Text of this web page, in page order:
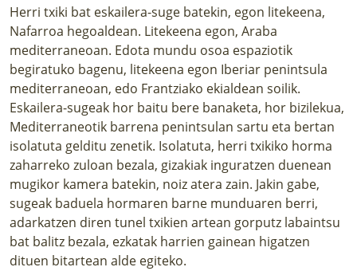
Herri txiki bat eskailera-suge batekin, egon litekeena,
Nafarroa hegoaldean. Litekeena egon, Araba
mediterraneoan. Edota mundu osoa espaziotik
begiratuko bagenu, litekeena egon Iberiar penintsula
mediterraneoan, edo Frantziako ekialdean soilik.
Eskailera-sugeak hor baitu bere banaketa, hor bizilekua,
Mediterraneotik barrena penintsulan sartu eta bertan
isolatuta gelditu zenetik. Isolatuta, herri txikiko horma
zaharreko zuloan bezala, gizakiak inguratzen duenean
mugikor kamera batekin, noiz atera zain. Jakin gabe,
sugeak baduela hormaren barne munduaren berri,
adarkatzen diren tunel txikien artean gorputz labaintsu
bat balitz bezala, ezkatak harrien gainean higatzen
dituen bitartean alde egiteko.